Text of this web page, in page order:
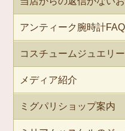
アンティーク腕時計FAQ
コスチュームジュエリ
メディア紹介
ミグパリショップ案内